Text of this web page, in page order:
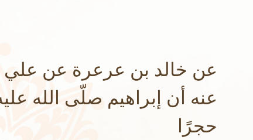
عن خالد بن عرعرة عن علي
عنه أن إبراهيم صلّى الله
حجرًا